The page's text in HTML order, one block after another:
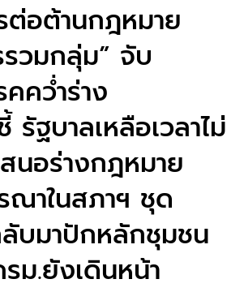
ต่อต้านกฎหมาย
รวมกลุ่ม” จับ
คว่ำร่าง
ฐบาลเหลือเวลาไม่
นอร่างกฎหมาย
ณาในสภาฯ ชุด
บมาปักหลักชุมชน
ม.ยังเดินหน้า